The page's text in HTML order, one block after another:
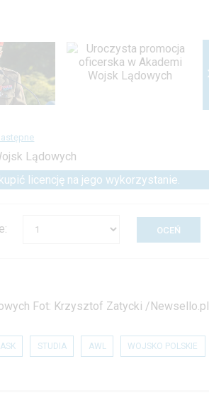
licencję na jego wykorzystanie.
Fot: Krzysztof Zatycki /Newsello.pl
STUDIA AWL WOJSKO POLSKIE